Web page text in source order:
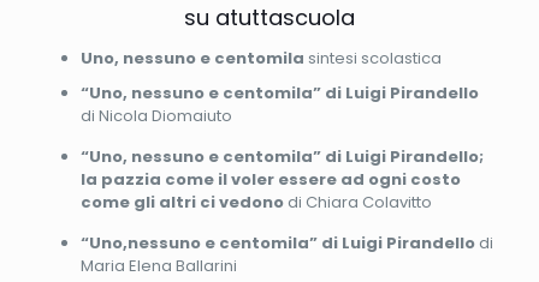
su atuttascuola
Uno, nessuno e centomila sintesi scolastica
“Uno, nessuno e centomila” di Luigi Pirandello
di Nicola Diomaiuto
“Uno, nessuno e centomila” di Luigi Pirandello;
la pazzia come il voler essere ad ogni costo
come gli altri ci vedonodi Chiara Colavitto
“Uno,nessuno e centomila” di Luigi Pirandellodi
Maria Elena Ballarini